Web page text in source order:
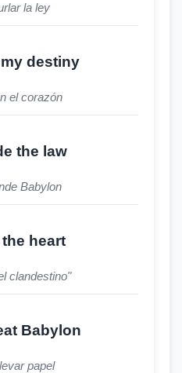
la ley
destiny
el corazón
the law
Babylon
heart
clandestino"
Babylon
papel